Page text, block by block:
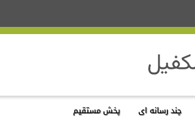
چند رسانه ای پخش مستقیم